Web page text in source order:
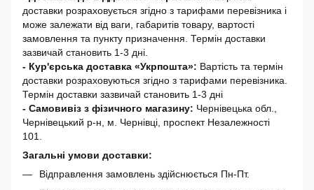
доставки розраховується згідно з тарифами перевізника і
може залежати від ваги, габаритів товару, вартості
замовлення та пункту призначення. Термін доставки
зазвичай становить 1-3 дні.
- Кур'єрська доставка «Укрпошта»: Вартість та термін
доставки розраховуються згідно з тарифами перевізника.
Термін доставки зазвичай становить 1-3 дні
- Самовивіз з фізичного магазину: Чернівецька обл.,
Чернівецький р-н, м. Чернівці, проспект Незалежності
101.
Загальні умови доставки:
Відправлення замовлень здійснюється Пн-Пт.